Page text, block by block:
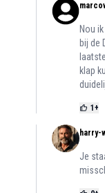
Nou
bij de
klap
1 +
harry-
Je